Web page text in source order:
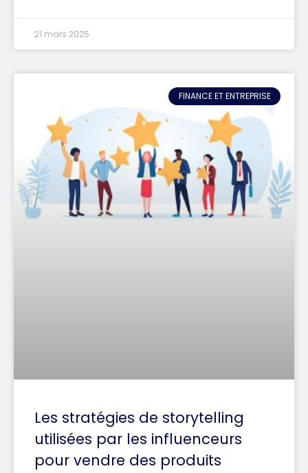
21 mars 2025
FINANCE ET ENTREPRISE
Les stratégies de storytelling
utilisées par les influenceurs
pour vendre des produits